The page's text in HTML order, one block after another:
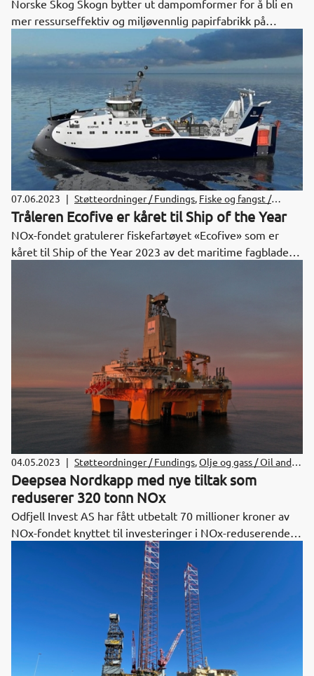
Norske Skog Skogn bytter ut dampomformer for å bli en
mer ressurseffektiv og miljøvennlig papirfabrikk på
Fiborgtangen med støtte fra NOx-fondet.
07.06.2023 | Støtteordninger / Fundings, Fiske og fangst /
Fishing
Tråleren Ecofive er kåret til Ship of the Year
NOx-fondet gratulerer fiskefartøyet «Ecofive» som er
kåret til Ship of the Year 2023 av det maritime fagbladet
Lillestrøm. Dette er første gang et fiskefartøy mottar
04.05.2023 | Støtteordninger / Fundings,Olje og gass / Oil and
Gas
Deepsea Nordkapp med nye tiltak som
reduserer 320 tonn NOx
Odfjell Invest AS har fått utbetalt 70 millioner kroner av
NOx-fondet knyttet til investeringer i NOx-reduserende
tiltak på boreriggen Deepsea Nordkapp som har resultert i
NOx-reduksjon på rundt 320 tonn i året.